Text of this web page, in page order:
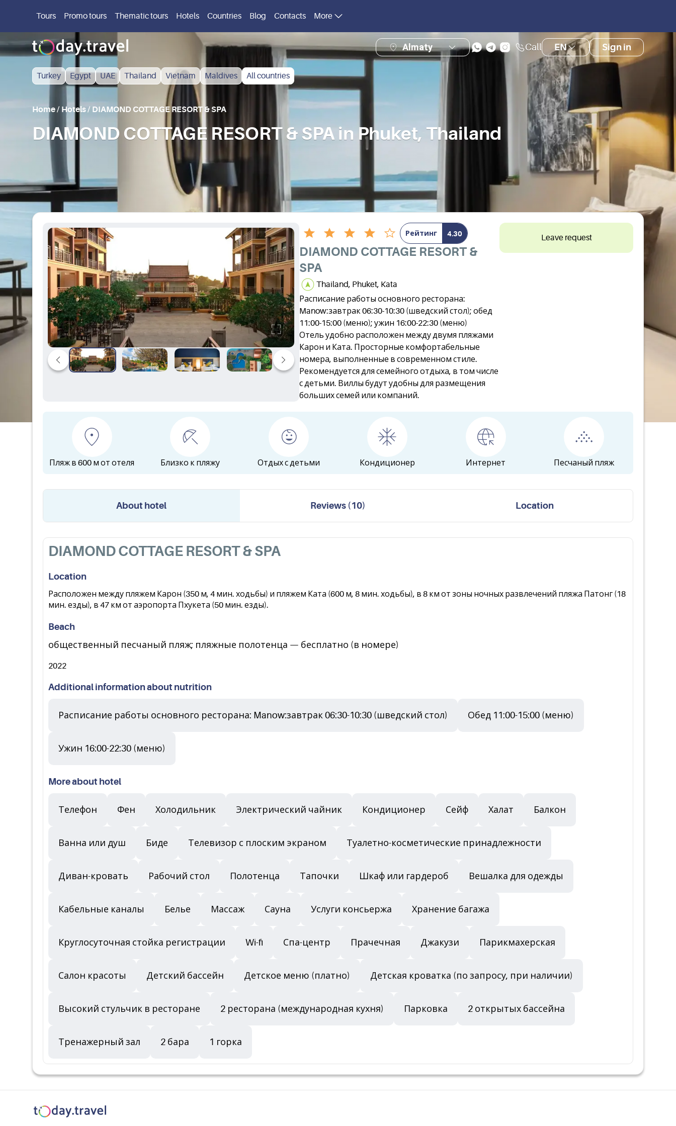
Tours Promo tours Thematic tours Hotels Countries Blog Contacts More
Almaty Call EN Sign in
Turkey Egypt UAE Thailand Vietnam Maldives All countries
Home/ Hotels/ DIAMOND COTTAGE RESORT & SPA
DIAMOND COTTAGE RESORT & SPA in Phuket, Thailand
Рейтинг 4.30
DIAMOND COTTAGE RESORT &
SPA
Thailand, Phuket, Kata
Расписание работы основного ресторана:
Manow:завтрак 06:30-10:30 (шведский стол); обед
11:00-15:00 (меню); ужин 16:00-22:30 (меню)
Отель удобно расположен между двумя пляжами
Карон и Ката. Просторные комфортабельные
номера, выполненные в современном стиле.
Рекомендуется для семейного отдыха, в том числе
с детьми. Виллы будут удобны для размещения
больших семей или компаний.
Leave request
Пляж в 600 м от отеля Близко к пляжу Отдых с детьми Кондиционер Интернет Песчаный пляж
About hotel Reviews ( 10) Location
DIAMOND COTTAGE RESORT & SPA
Location
Расположен между пляжем Карон (350 м, 4 мин. ходьбы) и пляжем Ката (600 м, 8 мин. ходьбы), в 8 км от зоны ночных развлечений пляжа Патонг (18
мин. езды), в 47 км от аэропорта Пхукета (50 мин. езды).
Beach
общественный песчаный пляж; пляжные полотенца — бесплатно (в номере)
2022
Additional information about nutrition
Расписание работы основного ресторана: Manow:завтрак 06:30-10:30 (шведский стол) Обед 11:00-15:00 (меню)
Ужин 16:00-22:30 (меню)
More about hotel
Телефон Фен Холодильник Электрический чайник Кондиционер Сейф Халат Балкон
Ванна или душ Биде Телевизор с плоским экраном Туалетно-косметические принадлежности
Диван-кровать Рабочий стол Полотенца Тапочки Шкаф или гардероб Вешалка для одежды
Кабельные каналы Белье Массаж Сауна Услуги консьержа Хранение багажа
Круглосуточная стойка регистрации Wi-fi Спа-центр Прачечная Джакузи Парикмахерская
Салон красоты Детский бассейн Детское меню (платно) Детская кроватка (по запросу, при наличии)
Высокий стульчик в ресторане 2 ресторана (международная кухня) Парковка 2 открытых бассейна
Тренажерный зал 2 бара 1 горка